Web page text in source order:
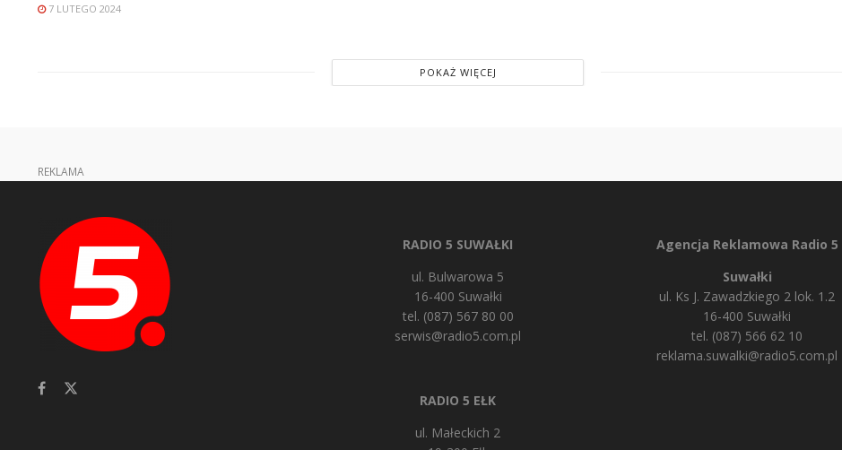
7 LUTEGO 2024
POKAŻ WIĘCEJ
REKLAMA
RADIO 5 SUWAŁKI
ul. Bulwarowa 5
16-400 Suwałki
tel. (087) 567 80 00
serwis@radio5.com.pl
RADIO 5 EŁK
ul. Małeckich 2
Agencja Reklamowa Radio 5
Suwałki
ul. Ks J. Zawadzkiego 2 lok. 1.2
16-400 Suwałki
tel. (087) 566 62 10
reklama.suwalki@radio5.com.pl